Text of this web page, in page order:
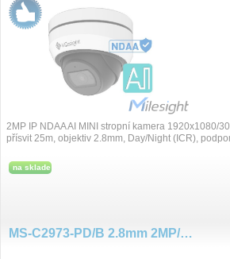
2MP IP NDAA AI MINI stropní kamera 1920x1080/
přísvit 25m, objektiv 2.8mm, Day/Night (ICR),
na sklade
MS-C2973-PD/B 2.8mm 2MP/30fps mini DOME AI NDAA